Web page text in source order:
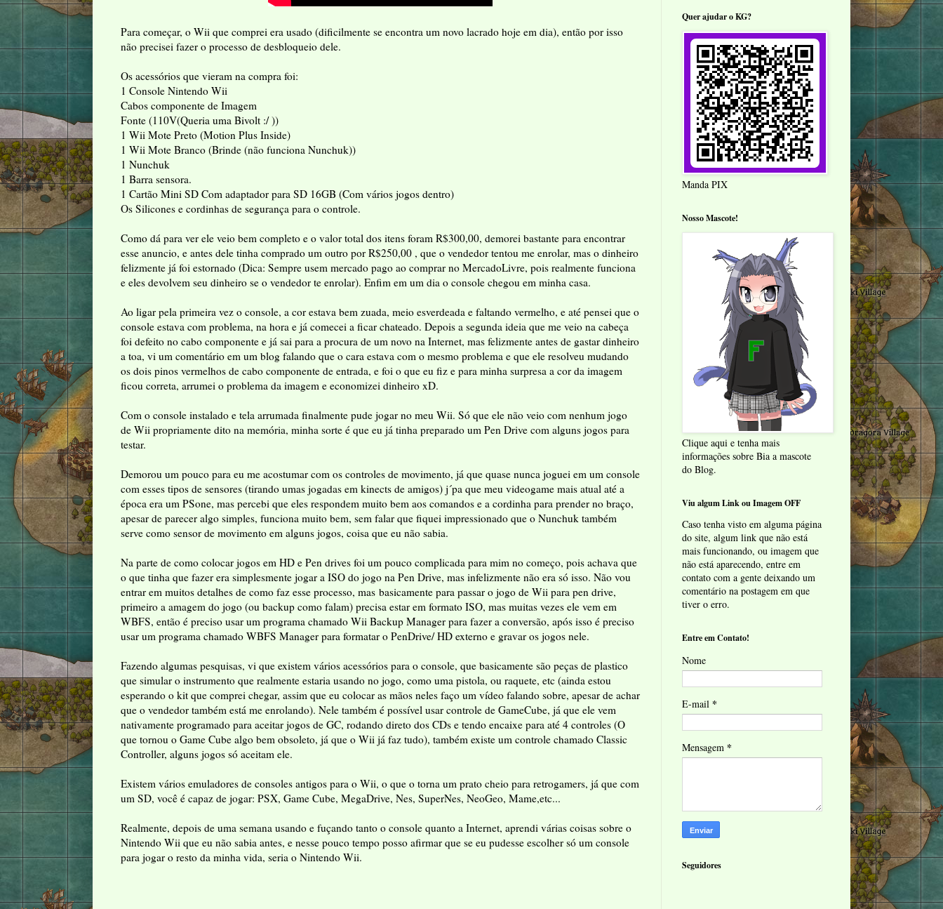
Para começar, o Wii que comprei era usado (dificilmente se encontra um novo lacrado hoje em dia), então por isso
não precisei fazer o processo de desbloqueio dele.
Os acessórios que vieram na compra foi:
1 Console Nintendo Wii
Cabos componente de Imagem
Fonte (110V(Queria uma Bivolt :/ ))
1 Wii Mote Preto (Motion Plus Inside)
1 Wii Mote Branco (Brinde (não funciona Nunchuk))
1 Nunchuk
1 Barra sensora.
1 Cartão Mini SD Com adaptador para SD 16GB (Com vários jogos dentro)
Os Silicones e cordinhas de segurança para o controle.
Como dá para ver ele veio bem completo e o valor total dos itens foram R$300,00, demorei bastante para encontrar
esse anuncio, e antes dele tinha comprado um outro por R$250,00 , que o vendedor tentou me enrolar, mas o dinheiro
felizmente já foi estornado (Dica: Sempre usem mercado pago ao comprar no MercadoLivre, pois realmente funciona
e eles devolvem seu dinheiro se o vendedor te enrolar). Enfim em um dia o console chegou em minha casa.
Ao ligar pela primeira vez o console, a cor estava bem zuada, meio esverdeada e faltando vermelho, e até pensei que o
console estava com problema, na hora e já comecei a ficar chateado. Depois a segunda ideia que me veio na cabeça
foi defeito no cabo componente e já sai para a procura de um novo na Internet, mas felizmente antes de gastar dinheiro
a toa, vi um comentário em um blog falando que o cara estava com o mesmo problema e que ele resolveu mudando
os dois pinos vermelhos de cabo componente de entrada, e foi o que eu fiz e para minha surpresa a cor da imagem
ficou correta, arrumei o problema da imagem e economizei dinheiro xD.
Com o console instalado e tela arrumada finalmente pude jogar no meu Wii. Só que ele não veio com nenhum jogo
de Wii propriamente dito na memória, minha sorte é que eu já tinha preparado um Pen Drive com alguns jogos para
testar.
Demorou um pouco para eu me acostumar com os controles de movimento, já que quase nunca joguei em um console
com esses tipos de sensores (tirando umas jogadas em kinects de amigos) j´pa que meu videogame mais atual até a
época era um PSone, mas percebi que eles respondem muito bem aos comandos e a cordinha para prender no braço,
apesar de parecer algo simples, funciona muito bem, sem falar que fiquei impressionado que o Nunchuk também
serve como sensor de movimento em alguns jogos, coisa que eu não sabia.
Na parte de como colocar jogos em HD e Pen drives foi um pouco complicada para mim no começo, pois achava que
o que tinha que fazer era simplesmente jogar a ISO do jogo na Pen Drive, mas infelizmente não era só isso. Não vou
entrar em muitos detalhes de como faz esse processo, mas basicamente para passar o jogo de Wii para pen drive,
primeiro a amagem do jogo (ou backup como falam) precisa estar em formato ISO, mas muitas vezes ele vem em
WBFS, então é preciso usar um programa chamado Wii Backup Manager para fazer a conversão, após isso é preciso
usar um programa chamado WBFS Manager para formatar o PenDrive/ HD externo e gravar os jogos nele.
Fazendo algumas pesquisas, vi que existem vários acessórios para o console, que basicamente são peças de plastico
que simular o instrumento que realmente estaria usando no jogo, como uma pistola, ou raquete, etc (ainda estou
esperando o kit que comprei chegar, assim que eu colocar as mãos neles faço um vídeo falando sobre, apesar de achar
que o vendedor também está me enrolando). Nele também é possível usar controle de GameCube, já que ele vem
nativamente programado para aceitar jogos de GC, rodando direto dos CDs e tendo encaixe para até 4 controles (O
que tornou o Game Cube algo bem obsoleto, já que o Wii já faz tudo), também existe um controle chamado Classic
Controller, alguns jogos só aceitam ele.
Existem vários emuladores de consoles antigos para o Wii, o que o torna um prato cheio para retrogamers, já que com
um SD, você é capaz de jogar: PSX, Game Cube, MegaDrive, Nes, SuperNes, NeoGeo, Mame,etc...
Realmente, depois de uma semana usando e fuçando tanto o console quanto a Internet, aprendi várias coisas sobre o
Nintendo Wii que eu não sabia antes, e nesse pouco tempo posso afirmar que se eu pudesse escolher só um console
para jogar o resto da minha vida, seria o Nintendo Wii.
Quer ajudar o KG?
Manda PIX
Nosso Mascote!
Clique aqui e tenha mais
informações sobre Bia a mascote
do Blog.
Viu algum Link ou Imagem OFF
Caso tenha visto em alguma página
do site, algum link que não está
mais funcionando, ou imagem que
não está aparecendo, entre em
contato com a gente deixando um
comentário na postagem em que
tiver o erro.
Entre em Contato!
Nome
E-mail *
Mensagem *
Seguidores